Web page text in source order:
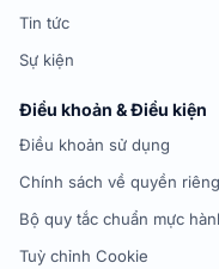
Tin tức
Sự kiện
Điều khoản & Điều kiện
Điều khoản sử dụng
Chính sách về quyền
Bộ quy tắc chuẩn mực
Tuỳ chỉnh Cookie